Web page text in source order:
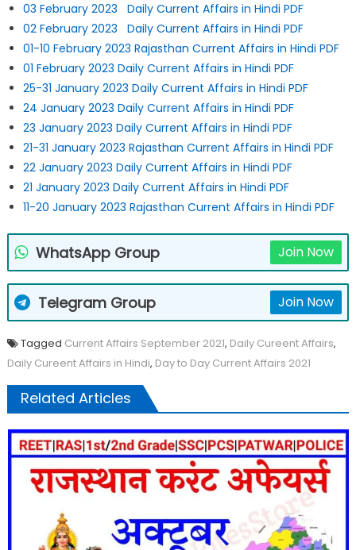
03 February 2023 Daily Current Affairs in Hindi PDF
02 February 2023 Daily Current Affairs in Hindi PDF
01-10 February 2023 Rajasthan Current Affairs in Hindi PDF
01 February 2023 Daily Current Affairs in Hindi PDF
25-31 January 2023 Daily Current Affairs in Hindi PDF
24 January 2023 Daily Current Affairs in Hindi PDF
23 January 2023 Daily Current Affairs in Hindi PDF
21-31 January 2023 Rajasthan Current Affairs in Hindi PDF
22 January 2023 Daily Current Affairs in Hindi PDF
21 January 2023 Daily Current Affairs in Hindi PDF
11-20 January 2023 Rajasthan Current Affairs in Hindi PDF
WhatsApp Group Join Now
Telegram Group Join Now
Tagged Current Affairs September 2021, Daily Cureent Affairs,
Daily Cureent Affairs in Hindi, Day to Day Current Affairs 2021
Related Articles